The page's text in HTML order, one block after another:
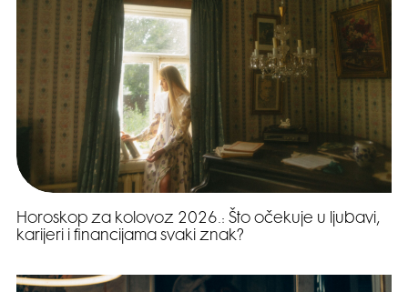
Horoskop za kolovoz 2026.: Što očekuje u ljubavi,
karijeri i financijama svaki znak?